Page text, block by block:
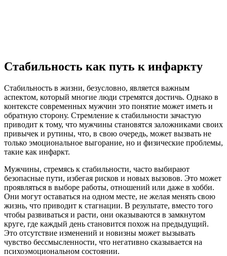
Стабильность как путь к инфаркту
Стабильность в жизни, безусловно, является важным
аспектом, который многие люди стремятся достичь. Однако в
контексте современных мужчин это понятие может иметь и
обратную сторону. Стремление к стабильности зачастую
приводит к тому, что мужчины становятся заложниками своих
привычек и рутины, что, в свою очередь, может вызвать не
только эмоциональное выгорание, но и физические проблемы,
такие как инфаркт.
Мужчины, стремясь к стабильности, часто выбирают
безопасные пути, избегая рисков и новых вызовов. Это может
проявляться в выборе работы, отношений или даже в хобби.
Они могут оставаться на одном месте, не желая менять свою
жизнь, что приводит к стагнации. В результате, вместо того
чтобы развиваться и расти, они оказываются в замкнутом
круге, где каждый день становится похож на предыдущий.
Это отсутствие изменений и новизны может вызывать
чувство бессмысленности, что негативно сказывается на
психоэмоциональном состоянии.